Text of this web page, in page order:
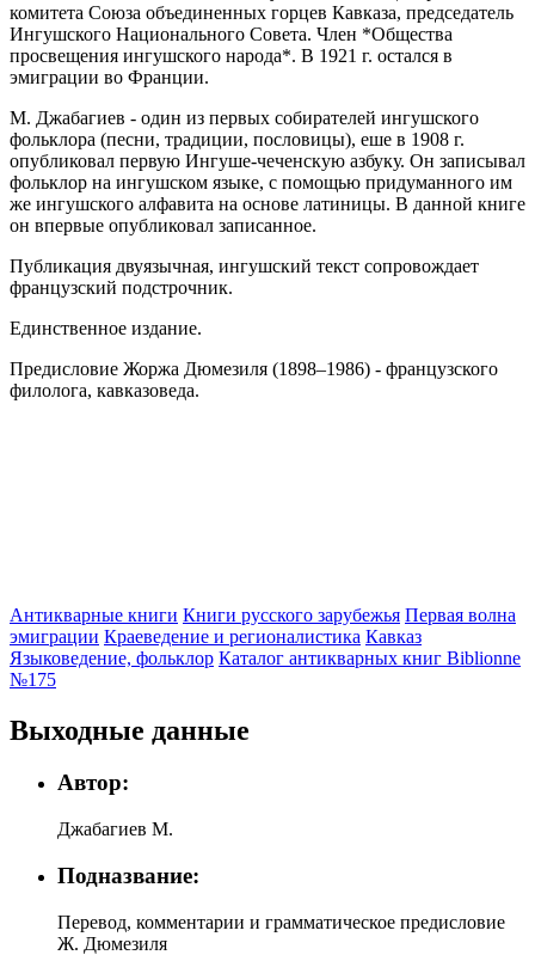
комитета Союза объединенных горцев Кавказа, председатель
Ингушского Национального Совета. Член *Общества
просвещения ингушского народа*. В 1921 г. остался в
эмиграции во Франции.
М. Джабагиев - один из первых собирателей ингушского
фольклора (песни, традиции, пословицы), еше в 1908 г.
опубликовал первую Ингуше-чеченскую азбуку. Он записывал
фольклор на ингушском языке, с помощью придуманного им
же ингушского алфавита на основе латиницы. В данной книге
он впервые опубликовал записанное.
Публикация двуязычная, ингушский текст сопровождает
французский подстрочник.
Единственное издание.
Предисловие Жоржа Дюмезиля (1898–1986) - французского
филолога, кавказоведа.
Антикварные книги Книги русского зарубежья Первая волна
эмиграции Краеведение и регионалистика Кавказ
Языковедение, фольклор Каталог антикварных книг Biblionne
№175
Выходные данные
Автор:
Джабагиев М.
Подназвание:
Перевод, комментарии и грамматическое предисловие
Ж. Дюмезиля